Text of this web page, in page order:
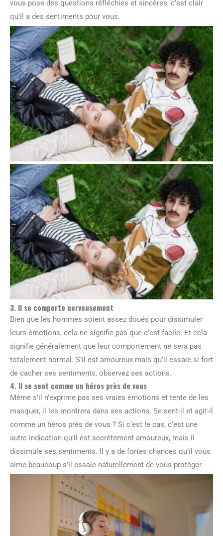
vous pose des questions réfléchies et sincères, c’est clair
qu’il a des sentiments pour vous.
3. Il se comporte nerveusement
Bien que les hommes soient assez doués pour dissimuler
leurs émotions, cela ne signifie pas que c’est facile. Et cela
signifie généralement que leur comportement ne sera pas
totalement normal. S’il est amoureux mais qu’il essaie si fort
de cacher ses sentiments, observez ses actions.
4. Il se sent comme un héros près de vous
Même s’il n’exprime pas ses vraies émotions et tente de les
masquer, il les montrera dans ses actions. Se sent-il et agit-il
comme un héros près de vous ? Si c’est le cas, c’est une
autre indication qu’il est secrètement amoureux, mais il
dissimule ses sentiments. Il y a de fortes chances qu’il vous
aime beaucoup s’il essaie naturellement de vous protéger.